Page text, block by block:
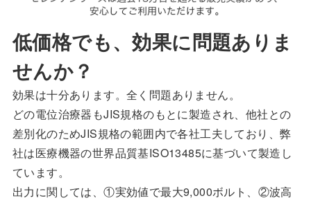
低価格でも、効果に問題ありま
せんか？
効果は十分あります。全く問題ありません。
どの電位治療器もJIS規格のもとに製造され、他社との
差別化のためJIS規格の範囲内で各社工夫しており、弊
社は医療機器の世界品質基ISO13485に基づいて製造し
ています。
出力に関しては、①実効値で最大9,000ボルト、②波高